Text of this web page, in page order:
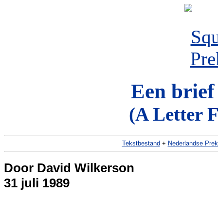
Een
(A Letter
Tekstbestand + Nederlandse
Door David Wilkerson
31 juli 1989